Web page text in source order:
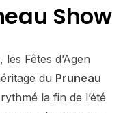
Show
Fêtes d’Agen
du Pruneau
la fin de l’été